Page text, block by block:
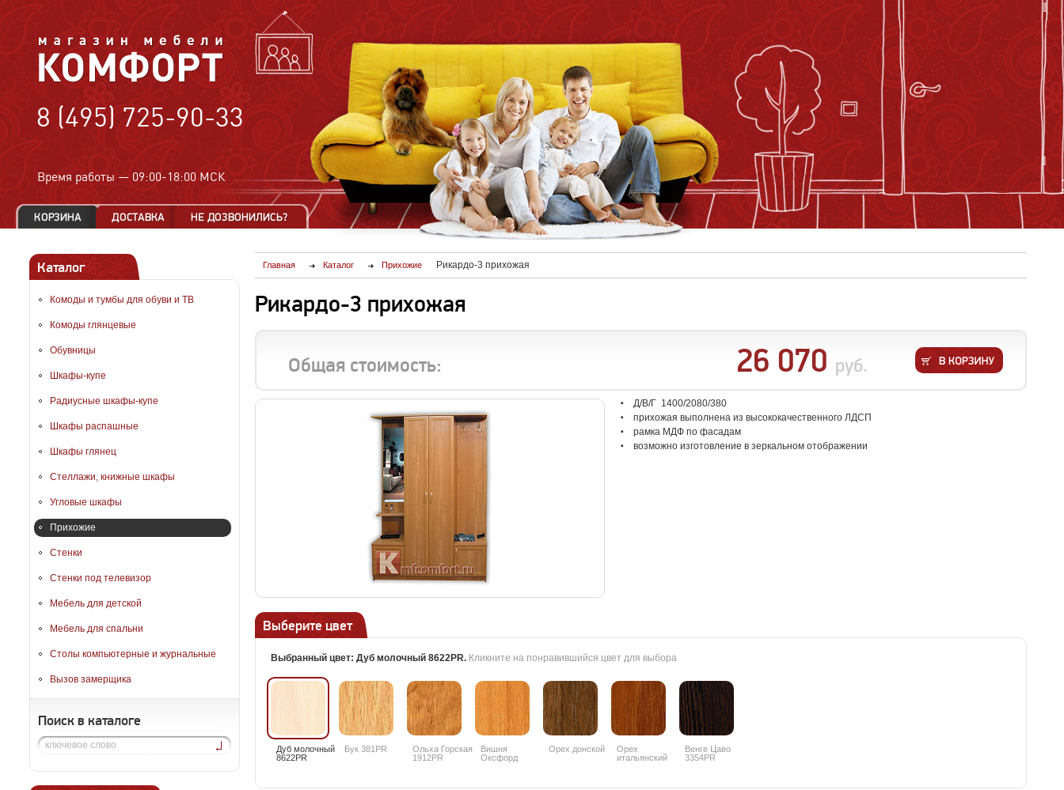
8 (495) 725-90-33
Время работы — 09:00-18:00 МСК
Каталог
Комоды и тумбы для обуви и ТВ
Комоды глянцевые
Обувницы
Шкафы-купе
Радиусные шкафы-купе
Шкафы распашные
Шкафы глянец
Стеллажи, книжные шкафы
Угловые шкафы
Прихожие
Стенки
Стенки под телевизор
Мебель для детской
Мебель для спальни
Столы компьютерные и журнальные
Вызов замерщика
Поиск в каталоге
Главная Каталог Прихожие Рикардо-3 прихожая
Рикардо-3 прихожая
Общая стоимость: 26 070 руб.
Д/В/Г 1400/2080/380
прихожая выполнена из высококачественного ЛДСП
рамка МДФ по фасадам
возможно изготовление в зеркальном отображении
Выберите цвет
Выбранный цвет: Дуб молочный 8622PR. Кликните на понравившийся цвет для выбора
Дуб молочный
8622PR
Бук 381PR
Ольха Горская
1912PR
Вишня
Оксфорд
Орех донской
Орех
итальянский
Венге Цаво
3354PR